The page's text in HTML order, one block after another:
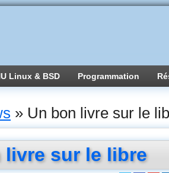
Linux & BSD Programmation
» Un bon livre sur le
livre sur le libre